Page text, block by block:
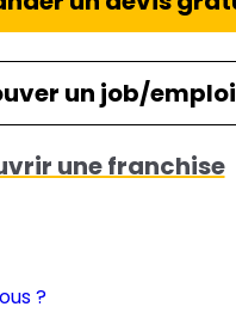
?
un job/emploi
une franchise